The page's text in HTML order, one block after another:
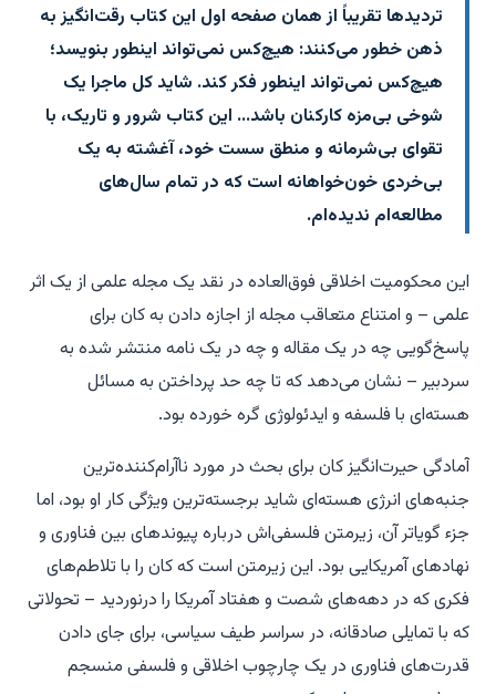
تردیدها تقریباً از همان صفحه اول این کتاب رقت‌انگیز به
ذهن خطور می‌کنند: هیچ‌کس نمی‌تواند اینطور بنویسد؛
هیچ‌کس نمی‌تواند اینطور فکر کند. شاید کل ماجرا یک
شوخی بی‌مزه کارکنان باشد... این کتاب شرور و تاریک، با
تقوای بی‌شرمانه و منطق سست خود، آغشته به یک
بی‌خردی خون‌خواهانه است که در تمام سال‌های
مطالعه‌ام ندیده‌ام.
این محکومیت اخلاقی فوق‌العاده در نقد یک مجله علمی از یک اثر
علمی – و امتناع متعاقب مجله از اجازه دادن به کان برای
پاسخ‌گویی چه در یک مقاله و چه در یک نامه منتشر شده به
سردبیر – نشان می‌دهد که تا چه حد پرداختن به مسائل
هسته‌ای با فلسفه و ایدئولوژی گره خورده بود.
آمادگی حیرت‌انگیز کان برای بحث در مورد ناآرام‌کننده‌ترین
جنبه‌های انرژی هسته‌ای شاید برجسته‌ترین ویژگی کار او بود، اما
جزء گویاتر آن، زیرمتن فلسفی‌اش درباره پیوندهای بین فناوری و
نهادهای آمریکایی بود. این زیرمتن است که کان را با تلاطم‌های
فکری که در دهه‌های شصت و هفتاد آمریکا را درنوردید – تحولاتی
که با تمایلی صادقانه، در سراسر طیف سیاسی، برای جای دادن
قدرت‌های فناوری در یک چارچوب اخلاقی و فلسفی منسجم